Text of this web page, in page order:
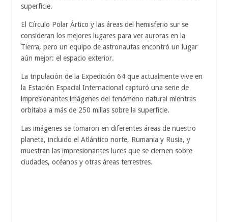
superficie.
El Círculo Polar Ártico y las áreas del hemisferio sur se
consideran los mejores lugares para ver auroras en la
Tierra, pero un equipo de astronautas encontró un lugar
aún mejor: el espacio exterior.
La tripulación de la Expedición 64 que actualmente vive en
la Estación Espacial Internacional capturó una serie de
impresionantes imágenes del fenómeno natural mientras
orbitaba a más de 250 millas sobre la superficie.
Las imágenes se tomaron en diferentes áreas de nuestro
planeta, incluido el Atlántico norte, Rumania y Rusia, y
muestran las impresionantes luces que se ciernen sobre
ciudades, océanos y otras áreas terrestres.